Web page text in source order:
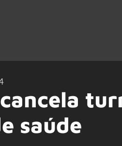
saúde